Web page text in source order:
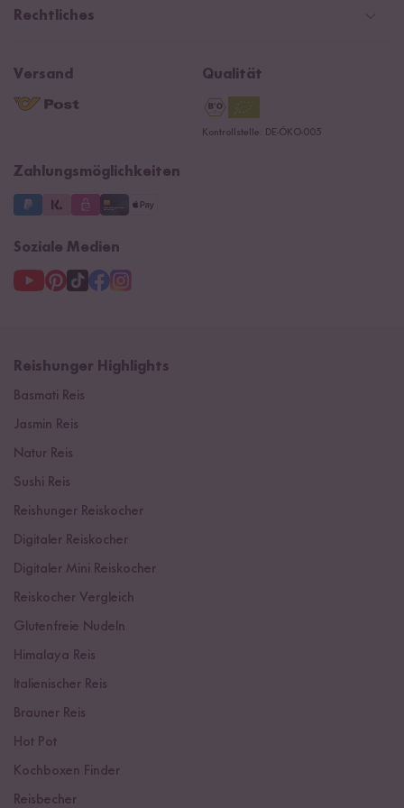
Rezepte
Kontaktformular
Presse
Navacopah
Reishunger Gutscheine
Social Media Kooperationen
B2B
Rechtliches
Versand Qualität
Kontrollstelle: DE-ÖKO-005
Zahlungsmöglichkeiten
Soziale Medien
Reishunger Highlights
Basmati Reis
Jasmin Reis
Natur Reis
Sushi Reis
Reishunger Reiskocher
Digitaler Reiskocher
Digitaler Mini Reiskocher
Reiskocher Vergleich
Glutenfreie Nudeln
Himalaya Reis
Italienischer Reis
Brauner Reis
Hot Pot
Kochboxen Finder
Reisbecher